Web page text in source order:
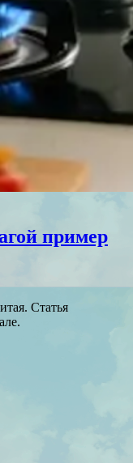
пример
Статья